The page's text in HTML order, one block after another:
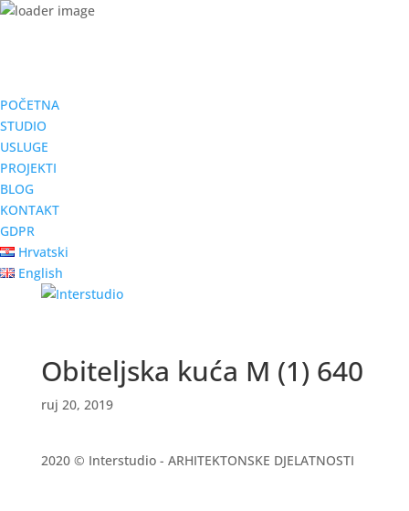
POČETNA
STUDIO
USLUGE
PROJEKTI
BLOG
KONTAKT
GDPR
Hrvatski
English
Obiteljska kuća M (1) 640
ruj 20, 2019
2020 © Interstudio - ARHITEKTONSKE DJELATNOSTI